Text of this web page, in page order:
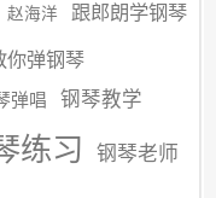
赵海洋 跟郎朗学钢琴
你弹钢琴
弹唱 钢琴教学
练习 钢琴老师